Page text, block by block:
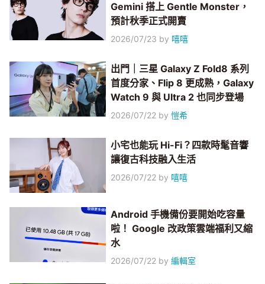
Gemini 搭上 Gentle Monster，
預計秋季正式開賣
2026/07/23 by 嘻嘻
出門｜三星 Galaxy Z Fold8 系列
首度分家、Flip 8 更成熟，Galaxy
Watch 9 與 Ultra 2 也同步登場
2026/07/22 by愷希
小宅也能玩 Hi-Fi？四款時髦音響
讓復古科技融入生活
2026/07/22 by 嘻嘻
Android 手機備份要開始吃容量
啦！ Google 改政策雲端福利又縮
水
2026/07/22 by編輯室